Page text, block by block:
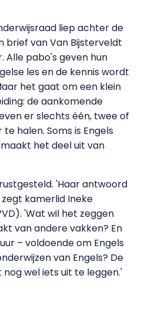
liep achter de
brief van Van Bijsterveldt
Alle pabo's geven hun
les en de kennis wordt
het gaat om een klein
de aankomende
er slechts één, twee of
halen. Soms is Engels
het deel uit van
'Haar antwoord
kamerlid Ineke
'Wat wil het zeggen
van andere vakken? En
– voldoende om Engels
van Engels? De
wel iets uit te leggen.'